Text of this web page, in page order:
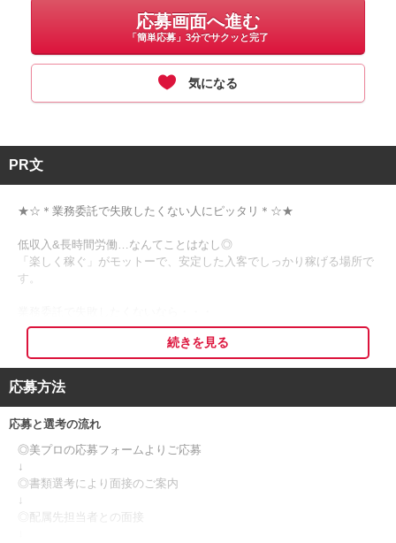
応募画面へ進む
「簡単応募」3分でサクッと完了
気になる
PR文
★☆＊業務委託で失敗したくない人にピッタリ＊☆★
低収入&長時間労働…なんてことはなし◎
「楽しく稼ぐ」がモットーで、安定した入客でしっかり稼げる場所で
す。
①集客力が弱いサロンは選んじゃいけない
②人間関係が悪いサロンは選んじゃいけない
③開業届・確定申告・インボイスは放置しちゃいけない
「自由」を売りにしているサロンは、わがままなメンバーが多く人間
秩序もありつつ、自由もありつつ、良い塩梅で働けることが大切だと
考えています◎
転職後のスタッフの声としてよく上がるのは・・・
①収入が上がった
②怖い先輩がいない
続きを見る
応募方法
応募と選考の流れ
◎美プロの応募フォームよりご応募
↓
◎書類選考により面接のご案内
↓
◎配属先担当者との面接